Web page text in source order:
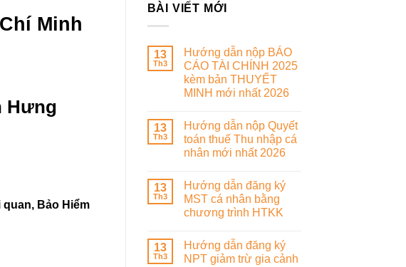
Minh
Hưng
Bảo Hiểm
BÀI VIẾT MỚI
13
Th3
Hướng dẫn nộp BÁO
CÁO TÀI CHÍNH 2025
kèm bản THUYẾT
MINH mới nhất 2026
13
Th3
Hướng dẫn nộp Quyết
toán thuế Thu nhập cá
nhân mới nhất 2026
13
Th3
Hướng dẫn đăng ký
MST cá nhân bằng
chương trình HTKK
13
Th3
Hướng dẫn đăng ký
NPT giảm trừ gia cảnh